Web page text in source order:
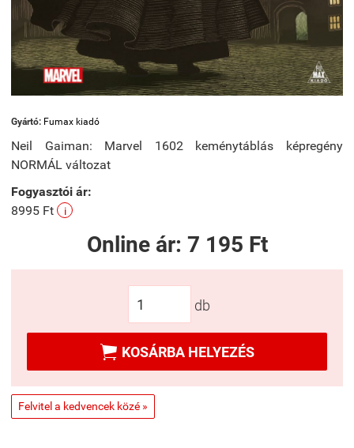
Gyártó: Fumax kiadó
Neil Gaiman: Marvel 1602 keménytáblás képregény
NORMÁL változat
Fogyasztói ár:
8995 Ft
i
Online ár: 7 195 Ft
db
 KOSÁRBA HELYEZÉS
Felvitel a kedvencek közé »